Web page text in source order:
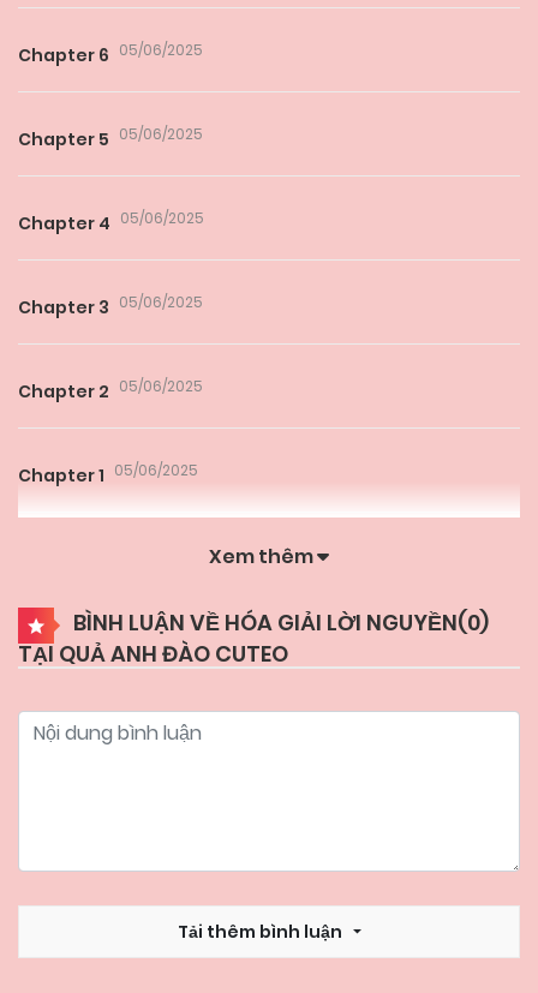
Chapter 6 05/06/2025
Chapter 5 05/06/2025
Chapter 4 05/06/2025
Chapter 3 05/06/2025
Chapter 2 05/06/2025
Chapter 1 05/06/2025
Xem thêm
BÌNH LUẬN VỀ HÓA GIẢI LỜI NGUYỀN(0)
TẠI QUẢ ANH ĐÀO CUTEO
Tải thêm bình luận